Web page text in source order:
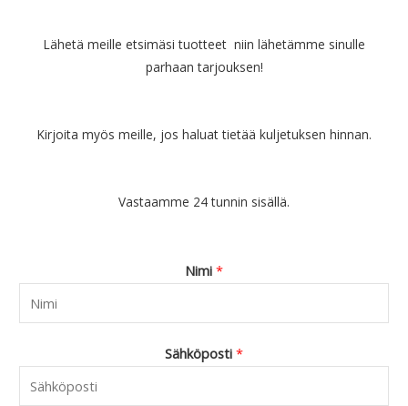
Lähetä meille etsimäsi tuotteet niin lähetämme sinulle
parhaan tarjouksen!
Kirjoita myös meille, jos haluat tietää kuljetuksen hinnan.
Vastaamme 24 tunnin sisällä.
Nimi *
Sähköposti *